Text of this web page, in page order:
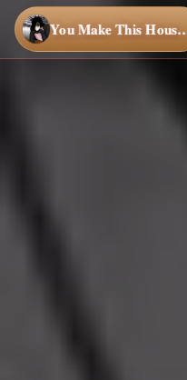
You Make This House a Home